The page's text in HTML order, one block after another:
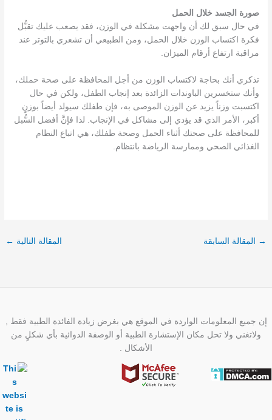
صورة الجسد خلال الحمل
في حال سبق لك أن واجهت مشكلة في الوزن، فقد يصعب عليك تقبُّل
فكرة اكتساب الوزن خلال الحمل، ومن الطبيعي أن تشعري بالتوتر عند
مراقبة ارتفاع أرقام الميزان.
تذكري أنك بحاجة لاكتساب الوزن من أجل المحافظة على صحة حملك،
وأنك ستخسرين الباوندات الزائدة بعد إنجاب الطفل، ولكن في حال
اكتسبت وزناً يزيد عن الوزن الموصى به، فإن طفلك سيولد أيضاً بوزنٍ
أكبر، الأمر الذي قد يؤدي إلى مشاكل في الإنجاب. لذا فإنَّ أفضل السُّبل
للمحافظة على صحتك أثناء الحمل وصحة طفلك، هي اتباع النظام
الغذائي الصحي وممارسة الرياضة بانتظام.
→ المقالة السابقة المقالة التالية ←
إن جميع المعلومات الواردة في الموقع هي بغرض زيادة الفائدة الطبية فقط ,
ولاتغني ولا تحل مكان الإستشارة الطبية أو الوصفة الدوائية بأي شكلٍ من
الأشكال .